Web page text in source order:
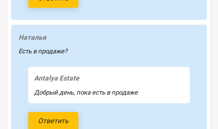
Наталья
Есть в продаже?
Antalya Estate
Добрый день, пока есть в продаже
Ответить